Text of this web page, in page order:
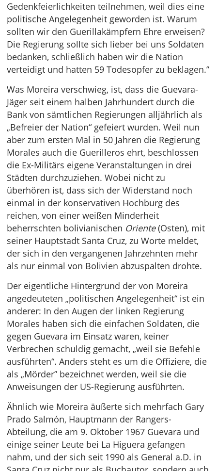
Gedenkfeierlichkeiten teilnehmen, weil dies eine
politische Angelegenheit geworden ist. Warum
sollten wir den Guerillakämpfern Ehre erweisen?
Die Regierung sollte sich lieber bei uns Soldaten
bedanken, schließlich haben wir die Nation
verteidigt und hatten 59 Todesopfer zu beklagen.”
Was Moreira verschwieg, ist, dass die Guevara-
Jäger seit einem halben Jahrhundert durch die
Bank von sämtlichen Regierungen alljährlich als
„Befreier der Nation“ gefeiert wurden. Weil nun
aber zum ersten Mal in 50 Jahren die Regierung
Morales auch die Guerilleros ehrt, beschlossen
die Ex-Militärs eigene Veranstaltungen in drei
Städten durchzuziehen. Wobei nicht zu
überhören ist, dass sich der Widerstand noch
einmal in der konservativen Hochburg des
reichen, von einer weißen Minderheit
beherrschten bolivianischen Oriente(Osten), mit
seiner Hauptstadt Santa Cruz, zu Worte meldet,
der sich in den vergangenen Jahrzehnten mehr
als nur einmal von Bolivien abzuspalten drohte.
Der eigentliche Hintergrund der von Moreira
angedeuteten „politischen Angelegenheit“ ist ein
anderer: In den Augen der linken Regierung
Morales haben sich die einfachen Soldaten, die
gegen Guevara im Einsatz waren, keiner
Verbrechen schuldig gemacht, „weil sie Befehle
ausführten“. Anders steht es um die Offiziere, die
als „Mörder” bezeichnet werden, weil sie die
Anweisungen der US-Regierung ausführten.
Ähnlich wie Moreira äußerte sich mehrfach Gary
Prado Salmón, Hauptmann der Rangers-
Abteilung, die am 9. Oktober 1967 Guevara und
einige seiner Leute bei La Higuera gefangen
nahm, und der sich seit 1990 als General a.D. in